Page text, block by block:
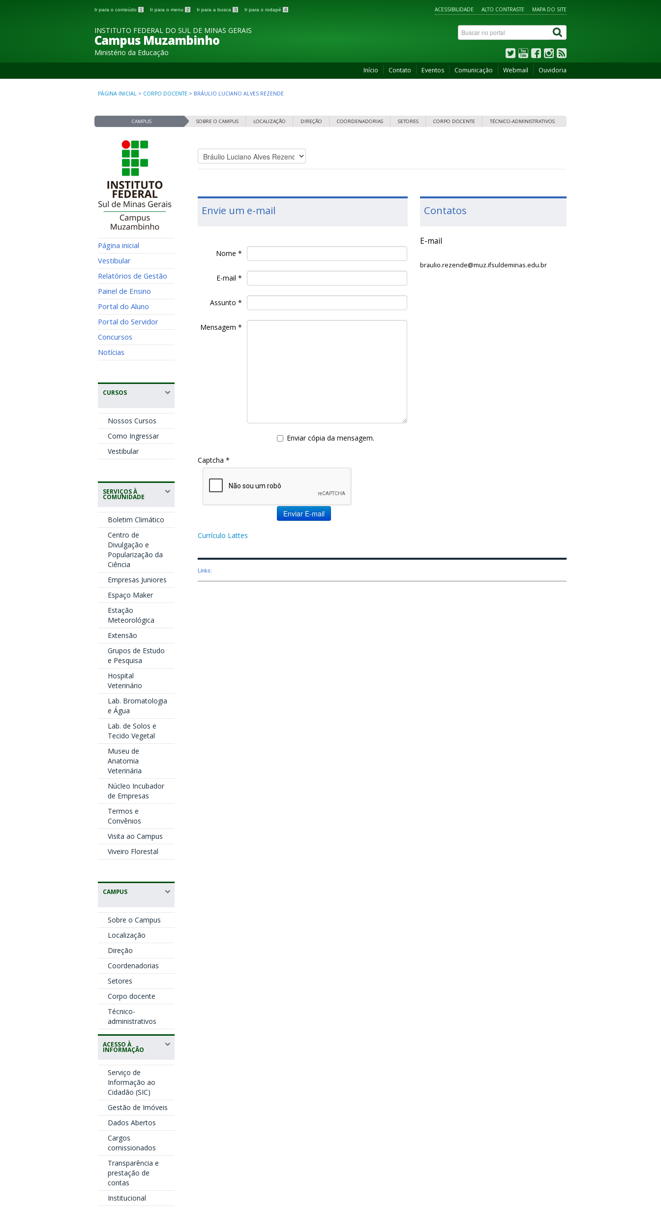
Ir para o conteúdo 1 Ir para o menu 2 Ir para a busca 3 Ir para o rodapé 4 ACESSIBILIDADE ALTO CONTRASTE MAPA DO SITE
INSTITUTO FEDERAL DO SUL DE MINAS GERAIS
Campus Muzambinho
Ministério da Educação
Início Contato Eventos Comunicação Webmail Ouvidoria
PÁGINA INICIAL > CORPO DOCENTE > BRÁULIO LUCIANO ALVES REZENDE
CAMPUS SOBRE O CAMPUS LOCALIZAÇÃO DIREÇÃO COORDENADORIAS SETORES CORPO DOCENTE TÉCNICO-ADMINISTRATIVOS
Página inicial
Vestibular
Relatórios de Gestão
Painel de Ensino
Portal do Aluno
Portal do Servidor
Concursos
Notícias
CURSOS
Nossos Cursos
Como Ingressar
Vestibular
SERVIÇOS À
COMUNIDADE
Boletim Climático
Centro de
Divulgação e
Popularização da
Ciência
Empresas Juniores
Espaço Maker
Estação
Meteorológica
Extensão
Grupos de Estudo
e Pesquisa
Hospital
Veterinário
Lab. Bromatologia
e Água
Lab. de Solos e
Tecido Vegetal
Museu de
Anatomia
Veterinária
Núcleo Incubador
de Empresas
Termos e
Convênios
Visita ao Campus
Viveiro Florestal
CAMPUS
Sobre o Campus
Localização
Direção
Coordenadorias
Setores
Corpo docente
Técnico-
administrativos
ACESSO À
INFORMAÇÃO
Serviço de
Informação ao
Cidadão (SIC)
Gestão de Imóveis
Dados Abertos
Cargos
comissionados
Transparência e
prestação de
contas
Institucional
Envie um e-mail
Nome *
E-mail *
Assunto *
Mensagem *
Enviar cópia da mensagem.
Captcha *
Enviar E-mail
Contatos
E-mail
braulio.rezende@muz.ifsuldeminas.edu.br
Currículo Lattes
Links: